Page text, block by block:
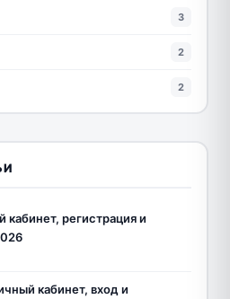
3
2
2
регистрация и
кабинет, вход и